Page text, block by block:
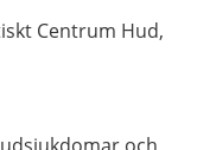
Centrum Hud,